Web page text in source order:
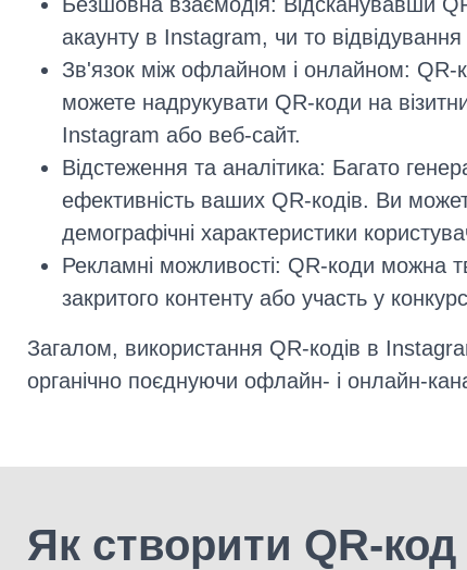
акаунту в Instagram, чи то
Зв'язок між офлайном і онлайном:
можете надрукувати QR-коди на
Instagram або веб-сайт.
Відстеження та аналітика: Багато
ефективність ваших QR-кодів. Ви
демографічні характеристики
Рекламні можливості: QR-коди можна
закритого контенту або участь у
Загалом, використання QR-кодів в
органічно поєднуючи офлайн- і онлайн-
Як створити QR-